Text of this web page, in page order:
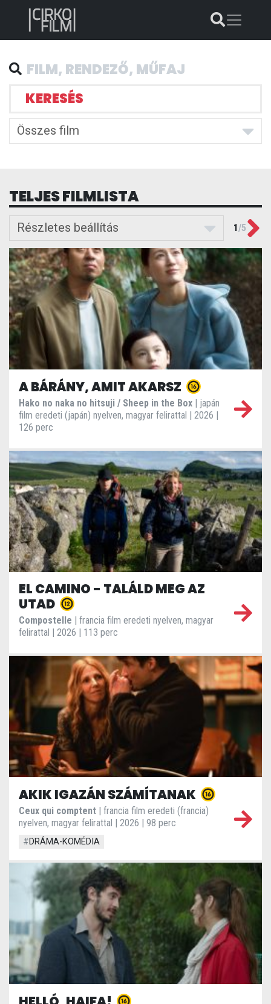
KERESÉS
Összes film
TELJES FILMLISTA
Részletes beállítás 1/5
A BÁRÁNY, AMIT AKARSZ
Hako no naka no hitsuji / Sheep in the Box | japán
film eredeti (japán) nyelven, magyar felirattal | 2026 |
126 perc
EL CAMINO - TALÁLD MEG AZ
UTAD
Compostelle | francia film eredeti nyelven, magyar
felirattal | 2026 | 113 perc
AKIK IGAZÁN SZÁMÍTANAK
Ceux qui comptent | francia film eredeti (francia)
nyelven, magyar felirattal | 2026 | 98 perc
#DRÁMA-KOMÉDIA